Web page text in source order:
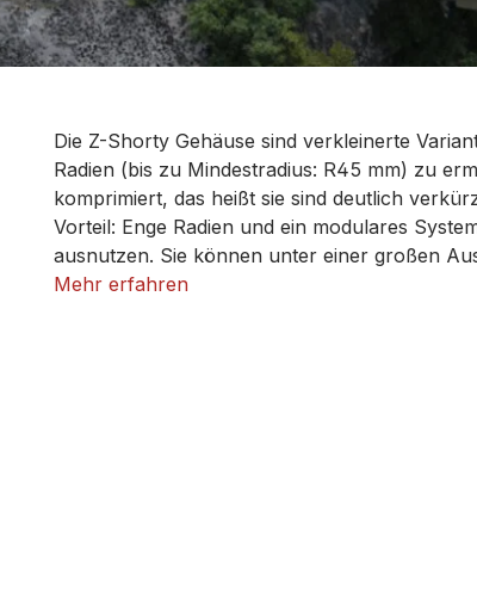
Die Z-Shorty Gehäuse sind verkleinerte
Radien (bis zu Mindestradius: R45 mm) zu
komprimiert, das heißt sie sind deutlich
Vorteil: Enge Radien und ein modulares
ausnutzen. Sie können unter einer großen
und auch deutschen Modellen wie dem ICE3
Mehr erfahren